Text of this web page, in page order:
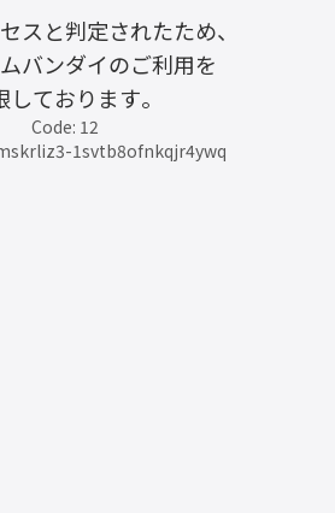
スと判定されたため、
バンダイのご利用を
しております。
Code: 12
1svtb8ofnkqjr4ywq